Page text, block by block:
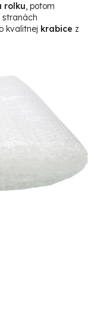
rolku, potom
stranách
kvalitnej krabice z